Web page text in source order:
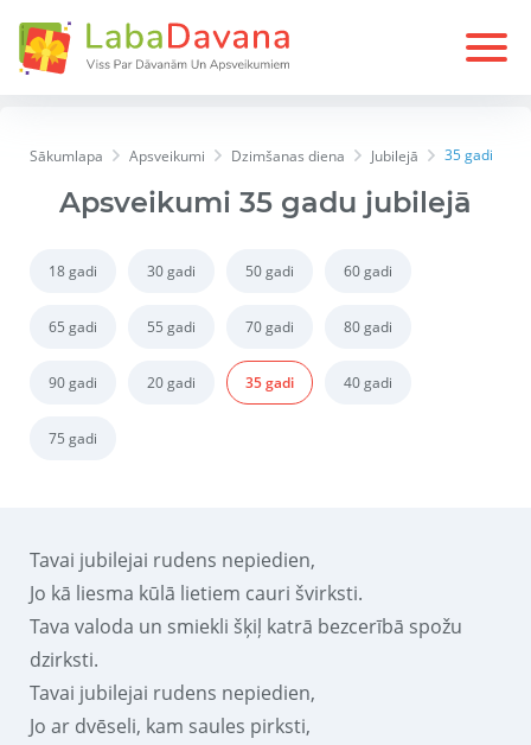
Sākumlapa Apsveikumi Dzimšanas diena Jubilejā 35 gadi
Apsveikumi 35 gadu jubilejā
18 gadi 30 gadi 50 gadi 60 gadi
65 gadi 55 gadi 70 gadi 80 gadi
90 gadi 20 gadi 35 gadi 40 gadi
75 gadi
Tavai jubilejai rudens nepiedien,
Jo kā liesma kūlā lietiem cauri švirksti.
Tava valoda un smiekli šķiļ katrā bezcerībā spožu
dzirksti.
Tavai jubilejai rudens nepiedien,
Jo ar dvēseli, kam saules pirksti,